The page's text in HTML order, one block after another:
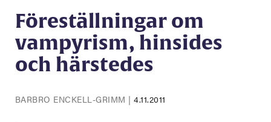
Föreställningar om
vampyrism, hinsides
och härstedes
BARBRO ENCKELL-GRIMM |4.11.2011